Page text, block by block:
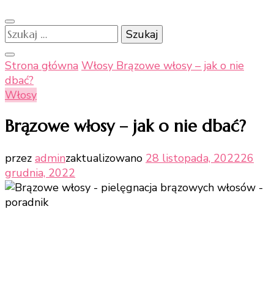
Szukaj:
Strona główna Włosy Brązowe włosy – jak o nie
dbać?
Włosy
Brązowe włosy – jak o nie dbać?
przez adminzaktualizowano 28 listopada, 202226
grudnia, 2022